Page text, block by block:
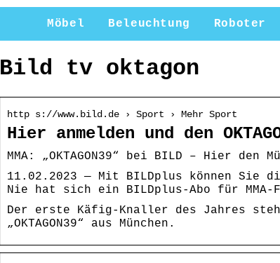
Möbel Beleuchtung Roboter
Bild tv oktagon
http s://www.bild.de › Sport › Mehr Sport
Hier anmelden und den
MMA: „OKTAGON39“ bei BILD – Hier
11.02.2023 — Mit BILDplus können Sie
Nie hat sich ein BILDplus-Abo für MMA-
Der erste Käfig-Knaller des Jahres
„OKTAGON39“ aus München.